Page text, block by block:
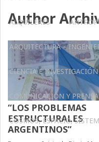
ALQUILERES
ARQUITECTURA –
CIENCIA E INVESTIGACIÓN
COMUNICACIÓN Y PRENSA
COSMOS, ESPACIO,
Author
“LOS PROBLEMAS
ESTRUCTURALES
ARGENTINOS”